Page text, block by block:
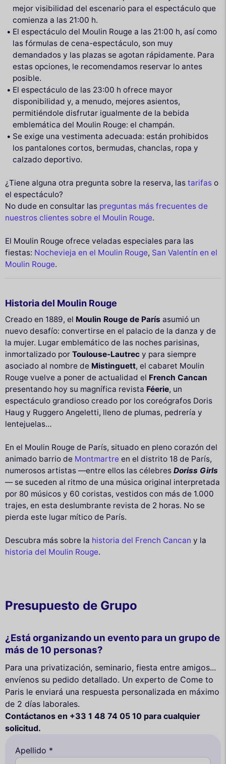
mejor visibilidad del escenario para el espectáculo que
comienza a las 21:00 h.
El espectáculo del Moulin Rouge a las 21:00 h, así como
las fórmulas de cena-espectáculo, son muy
demandados y las plazas se agotan rápidamente. Para
estas opciones, le recomendamos reservar lo antes
posible.
El espectáculo de las 23:00 h ofrece mayor
disponibilidad y, a menudo, mejores asientos,
permitiéndole disfrutar igualmente de la bebida
emblemática del Moulin Rouge: el champán.
Se exige una vestimenta adecuada: están prohibidos
los pantalones cortos, bermudas, chanclas, ropa y
calzado deportivo.
¿Tiene alguna otra pregunta sobre la reserva, las tarifas o
el espectáculo?
No dude en consultar las preguntas más frecuentes de
nuestros clientes sobre el Moulin Rouge.
El Moulin Rouge ofrece veladas especiales para las
fiestas: Nochevieja en el Moulin Rouge, San Valentín en el
Moulin Rouge.
Historia del Moulin Rouge
Creado en 1889, el Moulin Rouge de París asumió un
nuevo desafío: convertirse en el palacio de la danza y de
la mujer. Lugar emblemático de las noches parisinas,
inmortalizado por Toulouse-Lautrec y para siempre
asociado al nombre de Mistinguett, el cabaret Moulin
Rouge vuelve a poner de actualidad el French Cancan
presentando hoy su magnífica revista Féerie, un
espectáculo grandioso creado por los coreógrafos Doris
Haug y Ruggero Angeletti, lleno de plumas, pedrería y
lentejuelas…
En el Moulin Rouge de París, situado en pleno corazón del
animado barrio de Montmartre en el distrito 18 de París,
numerosos artistas —entre ellos las célebres Doriss Girls
— se suceden al ritmo de una música original interpretada
por 80 músicos y 60 coristas, vestidos con más de 1.000
trajes, en esta deslumbrante revista de 2 horas. No se
pierda este lugar mítico de París.
Descubra más sobre la historia del French Cancan y la
historia del Moulin Rouge.
Presupuesto de Grupo
¿Está organizando un evento para un grupo de
más de 10 personas?
Para una privatización, seminario, fiesta entre amigos...
envíenos su pedido detallado. Un experto de Come to
Paris le enviará una respuesta personalizada en máximo
de 2 días laborales.
Contáctanos en +33 1 48 74 05 10 para cualquier
solicitud.
Apellido *